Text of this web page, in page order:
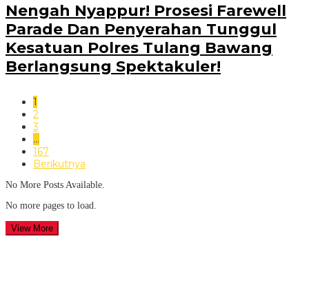
Nengah Nyappur! Prosesi Farewell
Parade Dan Penyerahan Tunggul
Kesatuan Polres Tulang Bawang
Berlangsung Spektakuler!
1
2
3
…
167
Berikutnya
No More Posts Available.
No more pages to load.
View More